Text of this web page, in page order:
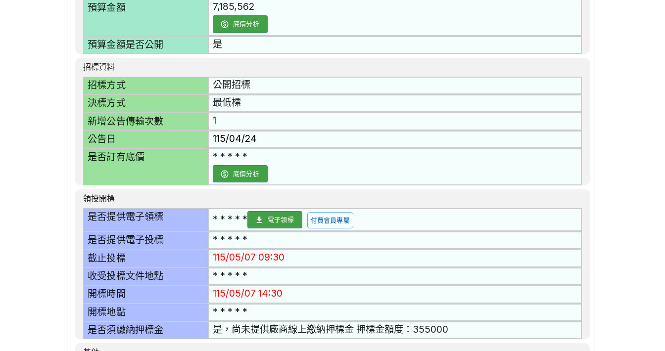
預算金額 7,185,562
底價分析
預算金額是否公開 是
招標資料
招標方式 公開招標
決標方式 最低標
新增公告傳輸次數 1
公告日 115/04/24
是否訂有底價 * * * * *
底價分析
領投開標
是否提供電子領標 * * * * * 電子領標 付費會員專屬
是否提供電子投標 * * * * *
截止投標 115/05/07 09:30
收受投標文件地點 * * * * *
開標時間 115/05/07 14:30
開標地點 * * * * *
是否須繳納押標金 是，尚未提供廠商線上繳納押標金 押標金額度：355000